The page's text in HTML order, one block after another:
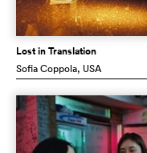
Lost in Translation
Sofia Coppola, USA